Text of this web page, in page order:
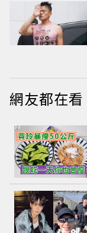
網友都在看
PR